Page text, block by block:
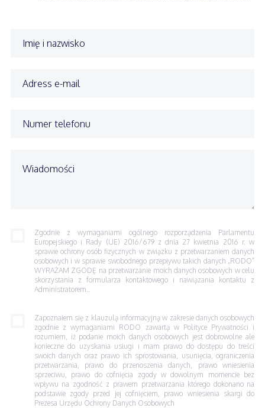
Zgodnie z wymaganiami ogólnego rozporządzenia Parlamentu
Europejskiego i Rady (UE) 2016/679 z dnia 27 kwietnia 2016 r. w
sprawie ochrony osób fizycznych w związku z przetwarzaniem danych
osobowych i w sprawie swobodnego przepływu takich danych „RODO”
WYRAŻAM ZGODĘ na przetwarzanie moich danych osobowych w celu
skorzystania z formularza kontaktowego i nawiązania kontaktu z
Administratorem..
Zapoznałem się z klauzulą informacyjną w zakresie danych osobowych
zgodnie z wymaganiami RODO zawartą w Polityce Prywatności i
rozumiem, iż podanie moich danych osobowych jest dobrowolne ale
konieczne do uzyskania usługi i mam prawo do dostępu do treści
swoich danych oraz prawo ich sprostowania, usunięcia, ograniczenia
przetwarzania, prawo do przenoszenia danych, prawo wniesienia
sprzeciwu, prawo do cofnięcia zgody w dowolnym momencie bez
wpływu na zgodność z prawem przetwarzania którego dokonano na
podstawie zgody przed jej cofnięciem, prawo wniesienia skargi do
Prezesa Urzędu Ochrony Danych Osobowych